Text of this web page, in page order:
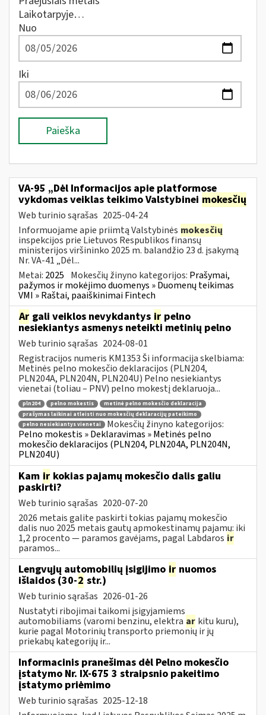
Laikotarpyje…
Nuo
Iki
Paieška
VA-95 „Dėl Informacijos apie platformose
vykdomas veiklas teikimo Valstybinei mokesčių
Web turinio sąrašas 2025-04-24
Informuojame apie priimtą Valstybinės mokesčių
inspekcijos prie Lietuvos Respublikos finansų
ministerijos viršininko 2025 m. balandžio 23 d. įsakymą
Nr. VA-41 „Dėl...
Metai: 2025 Mokesčių žinyno kategorijos: Prašymai,
pažymos ir mokėjimo duomenys » Duomenų teikimas
VMI » Raštai, paaiškinimai Fintech
Ar gali veiklos nevykdantys ir pelno
nesiekiantys asmenys neteikti metinių pelno
Web turinio sąrašas 2024-08-01
Registracijos numeris KM1353 Ši informacija skelbiama:
Metinės pelno mokesčio deklaracijos (PLN204,
PLN204A, PLN204N, PLN204U) Pelno nesiekiantys
vienetai (toliau – PNV) pelno mokestį deklaruoja...
pln204 pelno mokestis
metinė pelno mokesčio deklaracija
prašymas laikinai atleisti nuo mokesčių deklaracijų pateikimo
pelno nesiekiantys vienetai
Mokesčių žinyno kategorijos:
Pelno mokestis » Deklaravimas » Metinės pelno
mokesčio deklaracijos (PLN204, PLN204A, PLN204N,
PLN204U)
Kam ir kokias pajamų mokesčio dalis galiu
paskirti?
Web turinio sąrašas 2020-07-20
2026 metais galite paskirti tokias pajamų mokesčio
dalis nuo 2025 metais gautų apmokestinamų pajamų: iki
1,2 procento — paramos gavėjams, pagal Labdaros ir
paramos...
Lengvųjų automobilių įsigijimo ir nuomos
išlaidos (30-2 str.)
Web turinio sąrašas 2026-01-26
Nustatyti ribojimai taikomi įsigyjamiems
automobiliams (varomi benzinu, elektra ar kitu kuru),
kurie pagal Motorinių transporto priemonių ir jų
priekabų kategorijų ir...
Informacinis pranešimas dėl Pelno mokesčio
įstatymo Nr. IX-675 3 straipsnio pakeitimo
įstatymo priėmimo
Web turinio sąrašas 2025-12-18